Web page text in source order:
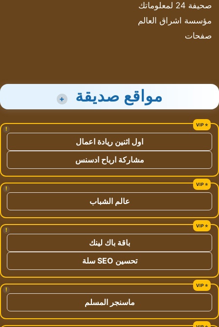
صحيفة 24 لمعلوماتك
مؤسسة اشراق العالم
صفحات
مواقع صديقة +
!
اول اثنين ريادة اعمال
مشاركة ارباح ادسنس
!
عالم الشباب
!
باقة باك لينك
تحسين SEO سلة
!
ماسنجر المسلم